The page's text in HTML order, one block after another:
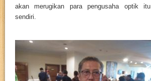
akan merugikan para pengusaha optik itu
sendiri.